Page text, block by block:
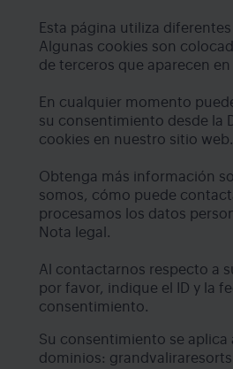
Esta página utiliza
Algunas cookies son
de terceros que aparecen
En cualquier momento
su consentimiento desde la
cookies en nuestro sitio web.
Obtenga más información
somos, cómo puede
procesamos los datos
Nota legal.
Al contactarnos respecto a
por favor, indique el ID y la
consentimiento.
Su consentimiento se aplica
dominios: